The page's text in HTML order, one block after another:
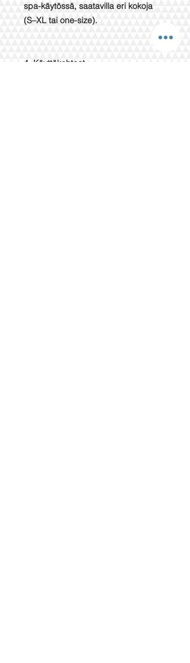
spa-käytössä, saatavilla eri kokoja
(S–XL tai one-size).
4. Käyttökohteet